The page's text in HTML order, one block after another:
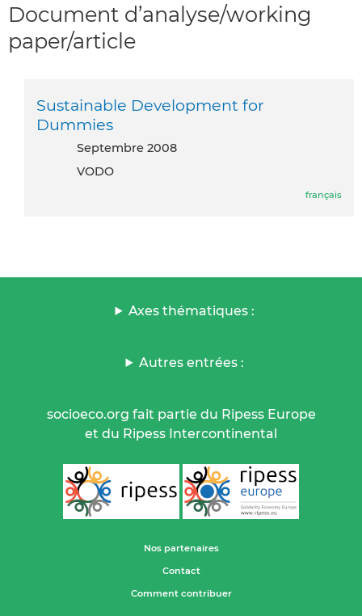
Document d’analyse/working
paper/article
Sustainable Development for
Dummies
septembre 2008
VODO
français
Axes thématiques :
Autres entrées :
socioeco.org fait partie du Ripess Europe
et du Ripess Intercontinental
Nos partenaires
Contact
Comment contribuer